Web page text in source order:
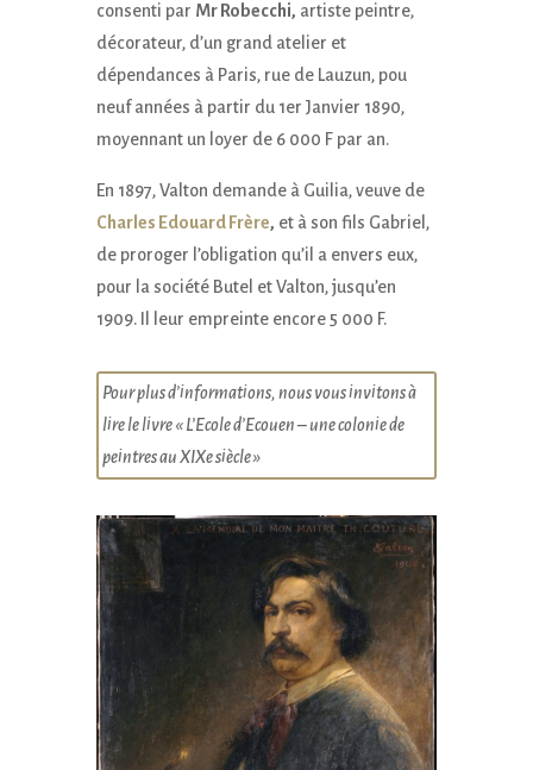
consenti par Mr Robecchi, artiste peintre,
décorateur, d’un grand atelier et
dépendances à Paris, rue de Lauzun, pou
neuf années à partir du 1er Janvier 1890,
moyennant un loyer de 6 000 F par an.
En 1897, Valton demande à Guilia, veuve de
Charles Edouard Frère, et à son fils Gabriel,
de proroger l’obligation qu’il a envers eux,
pour la société Butel et Valton, jusqu’en
1909. Il leur empreinte encore 5 000 F.
Pour plus d’informations, nous vous invitons à
lire le livre « L’Ecole d’Ecouen – une colonie de
peintres au XIXe siècle »